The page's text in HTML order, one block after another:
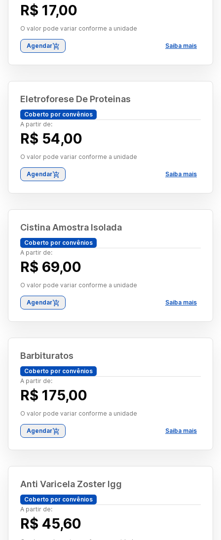
R$ 17,00
O valor pode variar conforme a unidade
Agendar Saiba mais
Eletroforese De Proteinas
Coberto por convênios
A partir de:
R$ 54,00
O valor pode variar conforme a unidade
Agendar Saiba mais
Cistina Amostra Isolada
Coberto por convênios
A partir de:
R$ 69,00
O valor pode variar conforme a unidade
Agendar Saiba mais
Barbituratos
Coberto por convênios
A partir de:
R$ 175,00
O valor pode variar conforme a unidade
Agendar Saiba mais
Anti Varicela Zoster Igg
Coberto por convênios
A partir de:
R$ 45,60